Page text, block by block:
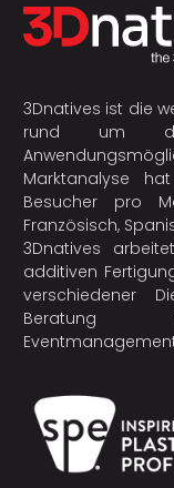
3Dnatives ist die
rund um
Marktanalyse
Besucher pro
Französisch,
3Dnatives
additiven
verschiedener
Beratung